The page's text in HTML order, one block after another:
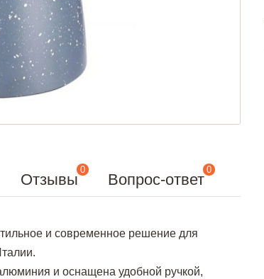
Отзывы
0
Вопрос-ответ
0
и современное решение для
и оснащена удобной ручкой,